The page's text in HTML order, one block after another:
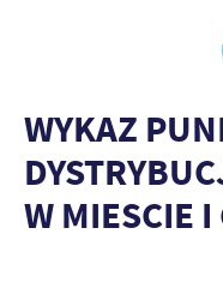
WYKAZ
W MIESCIE